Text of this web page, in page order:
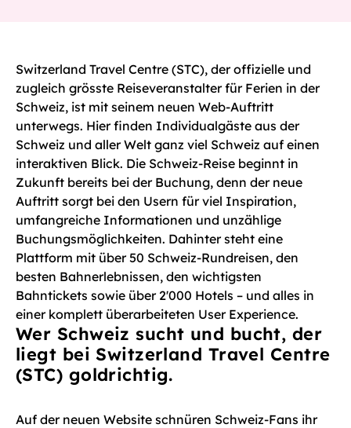
Switzerland Travel Centre (STC), der offizielle und
zugleich grösste Reiseveranstalter für Ferien in der
Schweiz, ist mit seinem neuen Web-Auftritt
unterwegs. Hier finden Individualgäste aus der
Schweiz und aller Welt ganz viel Schweiz auf einen
interaktiven Blick. Die Schweiz-Reise beginnt in
Zukunft bereits bei der Buchung, denn der neue
Auftritt sorgt bei den Usern für viel Inspiration,
umfangreiche Informationen und unzählige
Buchungsmöglichkeiten. Dahinter steht eine
Plattform mit über 50 Schweiz-Rundreisen, den
besten Bahnerlebnissen, den wichtigsten
Bahntickets sowie über 2'000 Hotels – und alles in
einer komplett überarbeiteten User Experience.
Wer Schweiz sucht und bucht, der
liegt bei Switzerland Travel Centre
(STC) goldrichtig.
Auf der neuen Website schnüren Schweiz-Fans ihr